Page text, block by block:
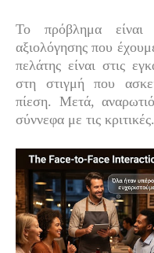
Το πρόβλημα
αξιολόγησης που
πελάτης είναι στις
στη στιγμή που
πίεση. Μετά,
σύννεφα με τις κριτικές.